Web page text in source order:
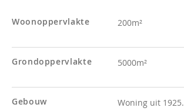
Woonoppervlakte 200m²
Grondoppervlakte 5000m²
Gebouw
Woning uit 1925.